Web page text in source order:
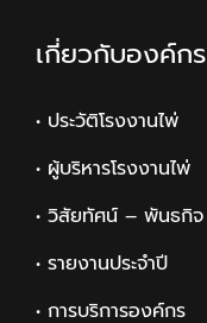
เกี่ยวกับองค์กร
• ประวัติโรงงานไพ่
• ผู้บริหารโรงงานไพ่
• วิสัยทัศน์ – พันธกิจ
• รายงานประจำปี
• การบริการองค์กร